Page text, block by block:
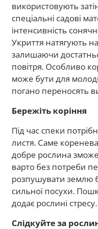
використовують
спеціальні садові
інтенсивність
Укриття натягують
залишаючи
повітря. Особливо
може бути для
погано переносять
Бережіть коріння
Під час спеки
листя. Саме
добре рослина
варто без потреби
розпушувати землю
сильної посухи.
додає рослині стресу.
Слідкуйте за